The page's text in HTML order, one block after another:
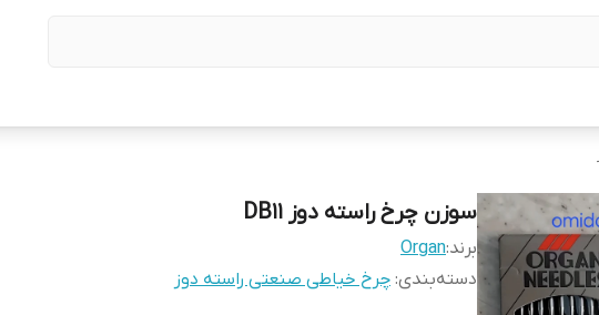
سوزن چرخ راسته دوز DB11
برند:Organ
دسته‌بندی: چرخ خیاطی صنعتی راسته دوز